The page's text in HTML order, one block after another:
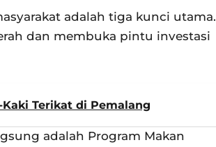
adalah tiga kunci utama.
dan membuka pintu investasi
Terikat di Pemalang
adalah Program Makan